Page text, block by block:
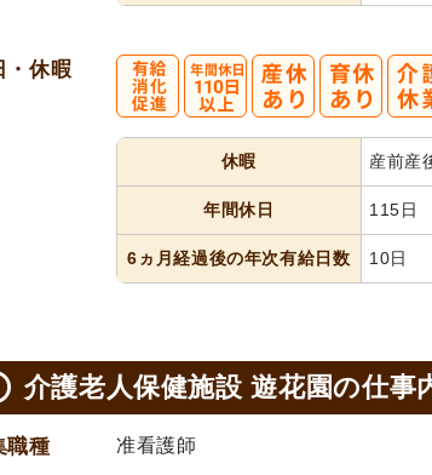
・休暇
休暇 産前産
年間休日 115日
6ヵ月経過後の年次有給日数 10日
介護老人保健施設 遊花園の仕事
職種 准看護師